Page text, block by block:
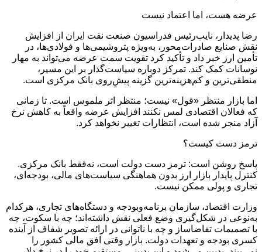
عرضه هست، اما اعتماد نیست
رضا پدیدار، نایب‌رئیس فدراسیون صنعت نفت ایران از افزایش
نقش صنایع صادرات‌محور، به‌ویژه پتروشیمی‌ها و فولادی‌ها، در
تأمین ارز خبر داد و تأکید کرد تقویت سمت عرضه می‌تواند به مهار
نوسانات کمک کند. تمرکز دوباره سیاست‌گذار بر این مسیر،
منطقی‌ترین و کم‌هزینه‌ترین گزینه پیش‌ِروی بانک مرکزی است.
اما بازار منتظر «قول» نیست؛ منتظر اثر ملموس است. تا زمانی
که فعالان اقتصادی لمس نکنند افزایش عرضه واقعاً به کاهش نرخ
آزاد منجر شده است، انتظارات تغییر نخواهد کرد.
ترمز دست کیست؟
پاسخ روشن است: ترمز دست دولت است، نه‌فقط بانک مرکزی.
کنترل پایدار بازار ارز بدون هماهنگی سیاست‌های مالی، بودجه‌ای،
تجاری و پولی ممکن نیست.
وزارت اقتصاد، سازمان برنامه‌وبودجه و دستگاه‌های تجاری، هرکدام
به‌نوعی در شکل‌گیری وضع فعلی نقش داشته‌اند؛ چه با سکوت، چه
با تصمیمات تقاضاساز و چه با ناتوانی در ارائه تصویر شفاف از آینده
کسری بودجه و تعهدات دولت. بازار وقتی افق مالی کشور را